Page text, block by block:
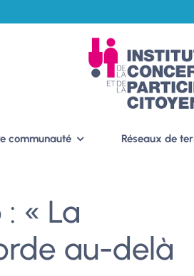
communauté Réseaux de
« La
au-delà